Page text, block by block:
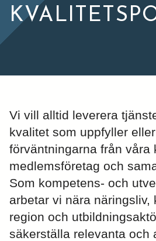
Vi vill alltid leverera
kvalitet som uppfyller
förväntningarna från våra
medlemsföretag och
Som kompetens- och
arbetar vi nära näringsliv,
region och
säkerställa relevanta och